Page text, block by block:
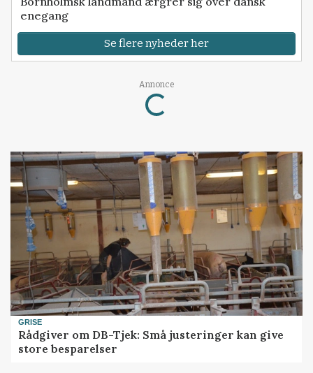
enegang
Se flere nyheder her
Annonce
Loading...
GRISE
Rådgiver om DB-Tjek: Små justeringer kan give
store besparelser